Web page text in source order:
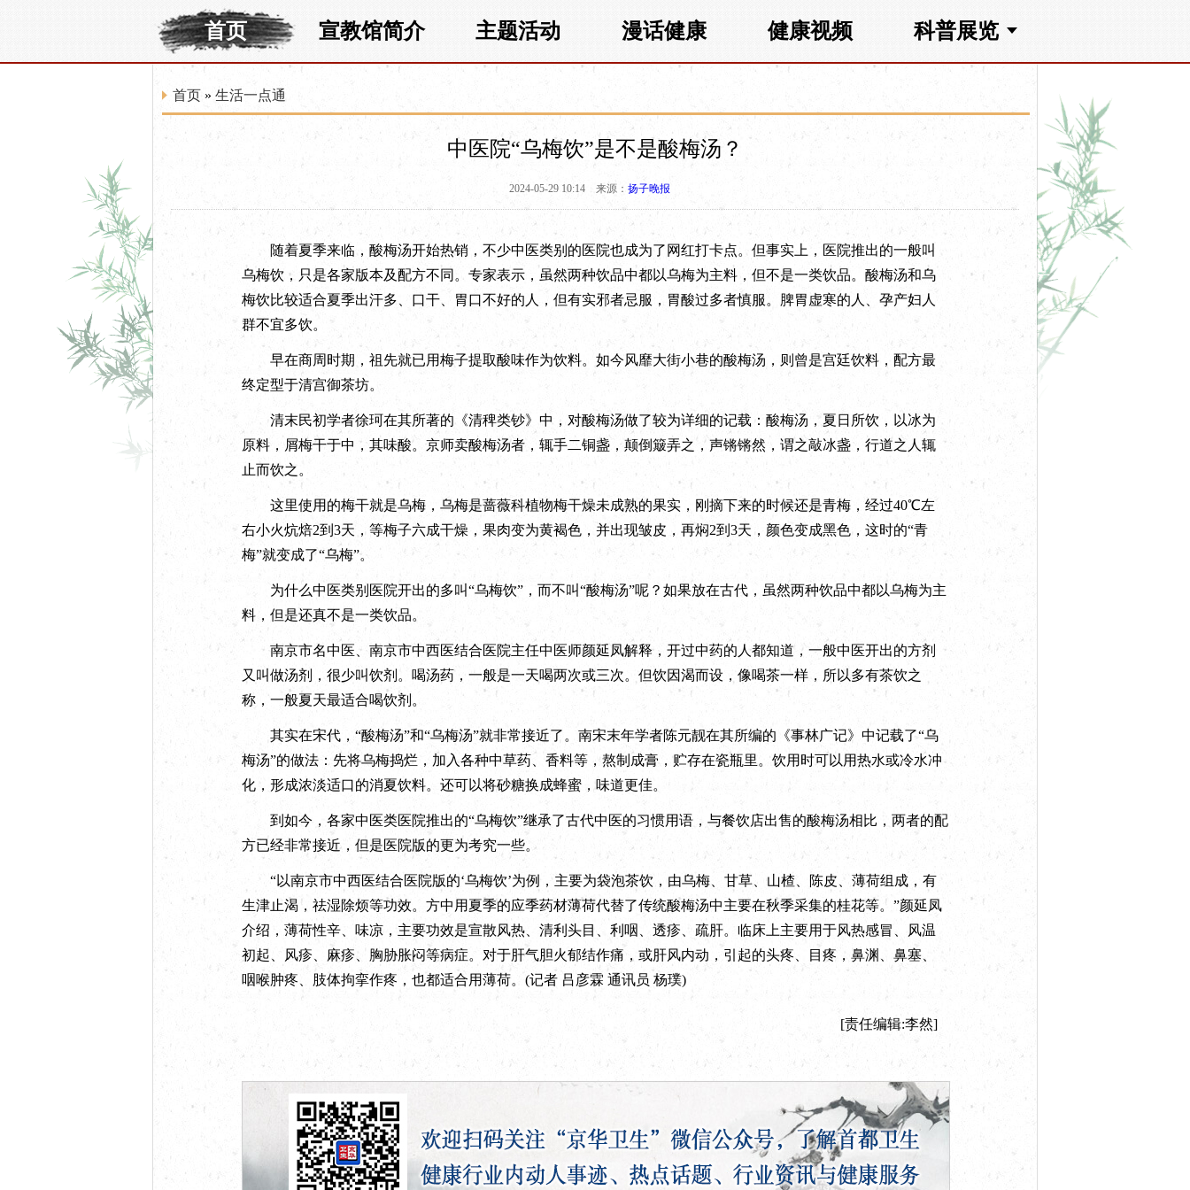
首页 宣教馆简介 主题活动 漫话健康 健康视频 科普展览
首页 » 生活一点通
中医院“乌梅饮”是不是酸梅汤？
2024-05-29 10:14 来源： 扬子晚报
随着夏季来临，酸梅汤开始热销，不少中医类别的医院也成为了网红打卡点。但事实上，医院推出的一般叫
乌梅饮，只是各家版本及配方不同。专家表示，虽然两种饮品中都以乌梅为主料，但不是一类饮品。酸梅汤和乌
梅饮比较适合夏季出汗多、口干、胃口不好的人，但有实邪者忌服，胃酸过多者慎服。脾胃虚寒的人、孕产妇人
群不宜多饮。
早在商周时期，祖先就已用梅子提取酸味作为饮料。如今风靡大街小巷的酸梅汤，则曾是宫廷饮料，配方最
终定型于清宫御茶坊。
清末民初学者徐珂在其所著的《清稗类钞》中，对酸梅汤做了较为详细的记载：酸梅汤，夏日所饮，以冰为
原料，屑梅干于中，其味酸。京师卖酸梅汤者，辄手二铜盏，颠倒簸弄之，声锵锵然，谓之敲冰盏，行道之人辄
止而饮之。
这里使用的梅干就是乌梅，乌梅是蔷薇科植物梅干燥未成熟的果实，刚摘下来的时候还是青梅，经过40℃左
右小火炕焙2到3天，等梅子六成干燥，果肉变为黄褐色，并出现皱皮，再焖2到3天，颜色变成黑色，这时的“青
梅”就变成了“乌梅”。
为什么中医类别医院开出的多叫“乌梅饮”，而不叫“酸梅汤”呢？如果放在古代，虽然两种饮品中都以乌梅为主
料，但是还真不是一类饮品。
南京市名中医、南京市中西医结合医院主任中医师颜延凤解释，开过中药的人都知道，一般中医开出的方剂
又叫做汤剂，很少叫饮剂。喝汤药，一般是一天喝两次或三次。但饮因渴而设，像喝茶一样，所以多有茶饮之
称，一般夏天最适合喝饮剂。
其实在宋代，“酸梅汤”和“乌梅汤”就非常接近了。南宋末年学者陈元靓在其所编的《事林广记》中记载了“乌
梅汤”的做法：先将乌梅捣烂，加入各种中草药、香料等，熬制成膏，贮存在瓷瓶里。饮用时可以用热水或冷水冲
化，形成浓淡适口的消夏饮料。还可以将砂糖换成蜂蜜，味道更佳。
到如今，各家中医类医院推出的“乌梅饮”继承了古代中医的习惯用语，与餐饮店出售的酸梅汤相比，两者的配
方已经非常接近，但是医院版的更为考究一些。
“以南京市中西医结合医院版的‘乌梅饮’为例，主要为袋泡茶饮，由乌梅、甘草、山楂、陈皮、薄荷组成，有
生津止渴，祛湿除烦等功效。方中用夏季的应季药材薄荷代替了传统酸梅汤中主要在秋季采集的桂花等。”颜延凤
介绍，薄荷性辛、味凉，主要功效是宣散风热、清利头目、利咽、透疹、疏肝。临床上主要用于风热感冒、风温
初起、风疹、麻疹、胸胁胀闷等病症。对于肝气胆火郁结作痛，或肝风内动，引起的头疼、目疼，鼻渊、鼻塞、
咽喉肿疼、肢体拘挛作疼，也都适合用薄荷。(记者 吕彦霖 通讯员 杨璞)
[责任编辑:李然]